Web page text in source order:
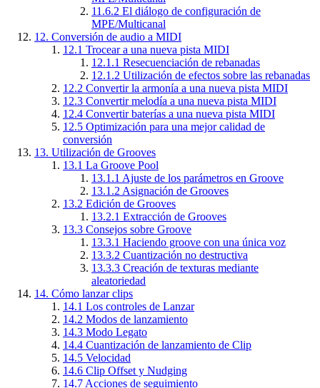
11.6.2 El diálogo de configuración de
MPE/Multicanal
12. Conversión de audio a MIDI
12.1 Trocear a una nueva pista MIDI
12.1.1 Resecuenciación de rebanadas
12.1.2 Utilización de efectos sobre las rebanadas
12.2 Convertir la armonía a una nueva pista MIDI
12.3 Convertir melodía a una nueva pista MIDI
12.4 Convertir baterías a una nueva pista MIDI
12.5 Optimización para una mejor calidad de
conversión
13. Utilización de Grooves
13.1 La Groove Pool
13.1.1 Ajuste de los parámetros en Groove
13.1.2 Asignación de Grooves
13.2 Edición de Grooves
13.2.1 Extracción de Grooves
13.3 Consejos sobre Groove
13.3.1 Haciendo groove con una única voz
13.3.2 Cuantización no destructiva
13.3.3 Creación de texturas mediante
aleatoriedad
14. Cómo lanzar clips
14.1 Los controles de Lanzar
14.2 Modos de lanzamiento
14.3 Modo Legato
14.4 Cuantización de lanzamiento de Clip
14.5 Velocidad
14.6 Clip Offset y Nudging
14.7 Acciones de seguimiento